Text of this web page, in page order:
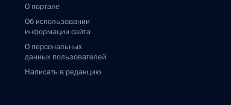
О портале
Об использовании
информации сайта
О персональных
данных пользователей
Написать в редакцию